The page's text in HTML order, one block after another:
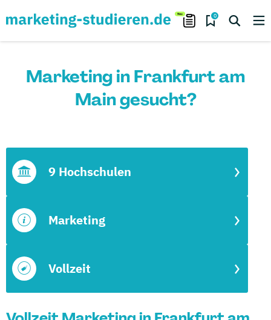
0
Marketing in Frankfurt am
Main gesucht?
Vollzeit
Marketing
9 Hochschulen